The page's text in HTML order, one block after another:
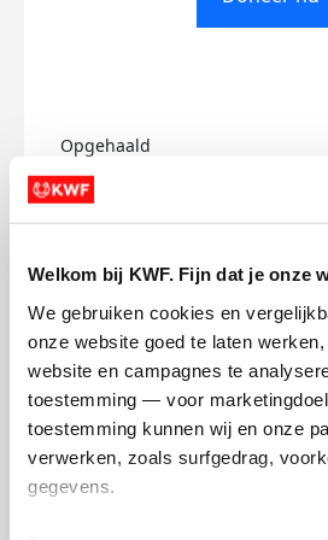
Welkom bij KWF. Fijn dat je onze
We gebruiken cookies en
onze website goed te laten
website en campagnes te
toestemming — voor
toestemming kunnen wij en onze
verwerken, zoals surfgedrag,
gegevens.
Opgehaald
€0
Mike's